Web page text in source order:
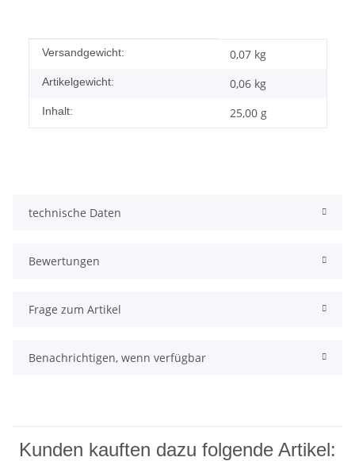
Produkteigenschaft
Wert
Versandgewicht: 0,07 kg
Artikelgewicht: 0,06 kg
Inhalt: 25,00 g
technische Daten
Bewertungen
Frage zum Artikel
Benachrichtigen, wenn verfügbar
Kunden kauften dazu folgende Artikel: